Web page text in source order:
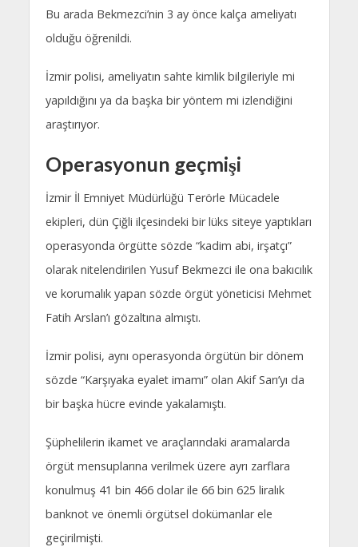
Bu arada Bekmezci’nin 3 ay önce kalça ameliyatı
olduğu öğrenildi.
İzmir polisi, ameliyatın sahte kimlik bilgileriyle mi
yapıldığını ya da başka bir yöntem mi izlendiğini
araştırıyor.
Operasyonun geçmişi
İzmir İl Emniyet Müdürlüğü Terörle Mücadele
ekipleri, dün Çiğli ilçesindeki bir lüks siteye yaptıkları
operasyonda örgütte sözde “kadim abi, irşatçı”
olarak nitelendirilen Yusuf Bekmezci ile ona bakıcılık
ve korumalık yapan sözde örgüt yöneticisi Mehmet
Fatih Arslan’ı gözaltına almıştı.
İzmir polisi, aynı operasyonda örgütün bir dönem
sözde “Karşıyaka eyalet imamı” olan Akif Sarı’yı da
bir başka hücre evinde yakalamıştı.
Şüphelilerin ikamet ve araçlarındaki aramalarda
örgüt mensuplarına verilmek üzere ayrı zarflara
konulmuş 41 bin 466 dolar ile 66 bin 625 liralık
banknot ve önemli örgütsel dokümanlar ele
geçirilmişti.